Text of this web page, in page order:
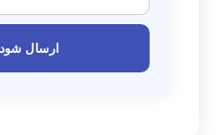
ارسال شود